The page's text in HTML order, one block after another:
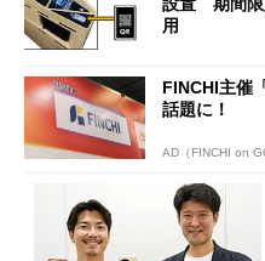
用
FINCHI主催
話題に！
AD（FINCHI on